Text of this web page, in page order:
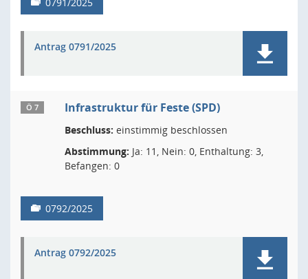
Antrag 0791/2025
Ö 7 Infrastruktur für Feste (SPD)
Beschluss: einstimmig beschlossen
Abstimmung: Ja: 11, Nein: 0, Enthaltung: 3,
Befangen: 0
0792/2025
Antrag 0792/2025